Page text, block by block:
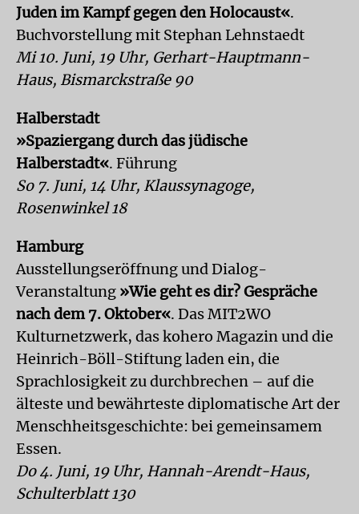
Juden im Kampf gegen den Holocaust«.
Buchvorstellung mit Stephan Lehnstaedt
Mi 10. Juni, 19 Uhr, Gerhart-Hauptmann-
Haus, Bismarckstraße 90
Halberstadt
»Spaziergang durch das jüdische
Halberstadt«. Führung
So 7. Juni, 14 Uhr, Klaussynagoge,
Rosenwinkel 18
Hamburg
Ausstellungseröffnung und Dialog-
Veranstaltung »Wie geht es dir? Gespräche
nach dem 7. Oktober«. Das MIT2WO
Kulturnetzwerk, das kohero Magazin und die
Heinrich-Böll-Stiftung laden ein, die
Sprachlosigkeit zu durchbrechen – auf die
älteste und bewährteste diplomatische Art der
Menschheitsgeschichte: bei gemeinsamem
Essen.
Do 4. Juni, 19 Uhr, Hannah-Arendt-Haus,
Schulterblatt 130